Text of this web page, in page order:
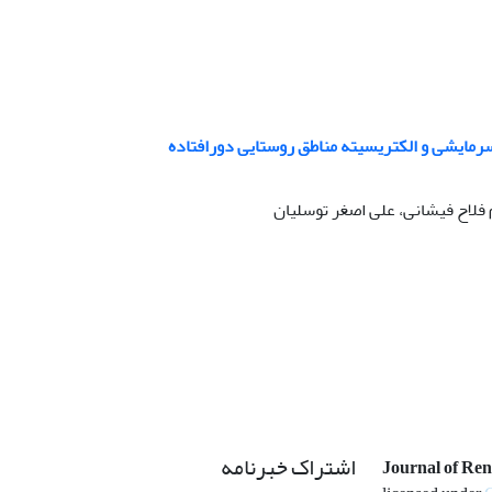
و الکتریسیته مناطق روستایی دورافتاده
فیشانی، علی اصغر توسلیان
Journal of
اشتراک خبرنامه